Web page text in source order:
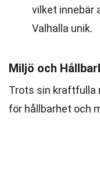
vilket innebär
Valhalla unik.
Miljö och
Trots sin kraftfulla
för hållbarhet och